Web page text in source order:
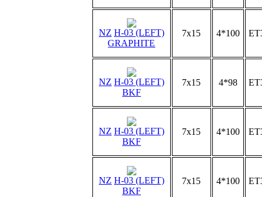
NZ H-03 (LEFT)
GRAPHITE
7x15 4*100
NZ H-03 (LEFT)
BKF
7x15 4*98
NZ H-03 (LEFT)
BKF
7x15 4*100
NZ H-03 (LEFT)
BKF
7x15 4*100